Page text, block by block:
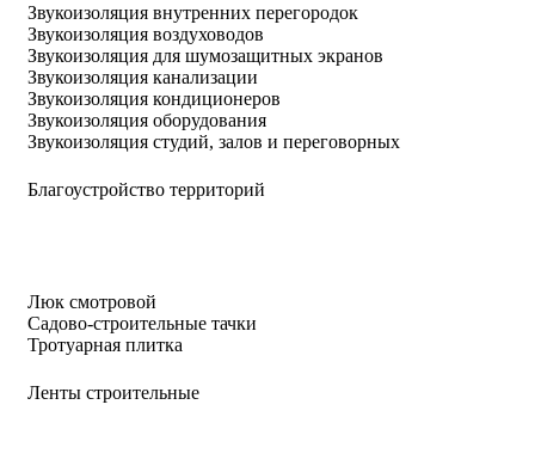
Звукоизоляция внутренних перегородок
Звукоизоляция воздуховодов
Звукоизоляция для шумозащитных экранов
Звукоизоляция канализации
Звукоизоляция кондиционеров
Звукоизоляция оборудования
Звукоизоляция студий, залов и переговорных
Благоустройство территорий
Люк смотровой
Садово-строительные тачки
Тротуарная плитка
Ленты строительные